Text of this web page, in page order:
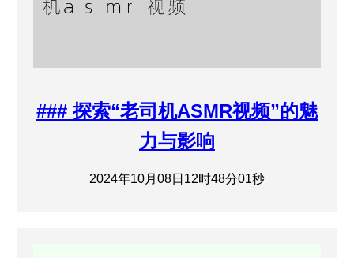
### 探索“老司机ASMR视频”的魅
力与影响
2024年10月08日12时48分01秒